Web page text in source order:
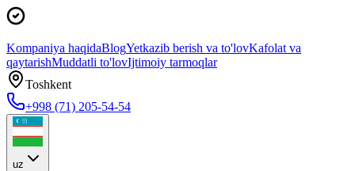
Kompaniya haqidaBlogYetkazib berish va to'lovKafolat va
qaytarishMuddatli to'lovIjtimoiy tarmoqlar
Toshkent
+998 (71) 205-54-54
uz